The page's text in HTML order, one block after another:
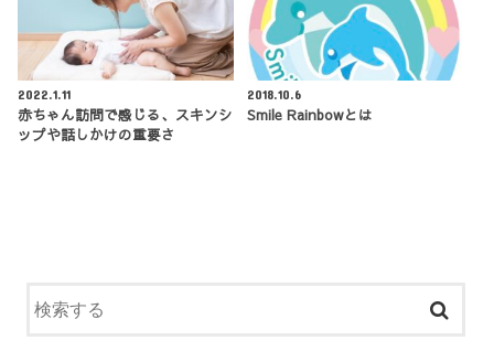
2022.1.11
赤ちゃん訪問で感じる、スキンシ
ップや話しかけの重要さ
2018.10.6
Smile Rainbowとは